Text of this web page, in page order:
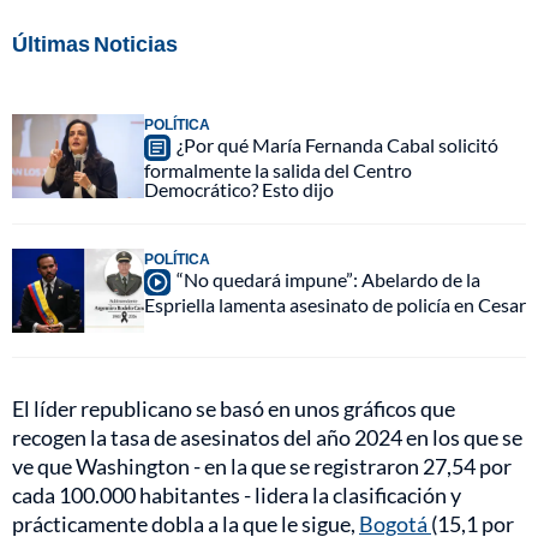
Últimas Noticias
POLÍTICA
¿Por qué María Fernanda Cabal solicitó
formalmente la salida del Centro
Democrático? Esto dijo
POLÍTICA
“No quedará impune”: Abelardo de la
Espriella lamenta asesinato de policía en Cesar
El líder republicano se basó en unos gráficos que
recogen la tasa de asesinatos del año 2024 en los que se
ve que Washington - en la que se registraron 27,54 por
cada 100.000 habitantes - lidera la clasificación y
prácticamente dobla a la que le sigue, Bogotá (15,1 por